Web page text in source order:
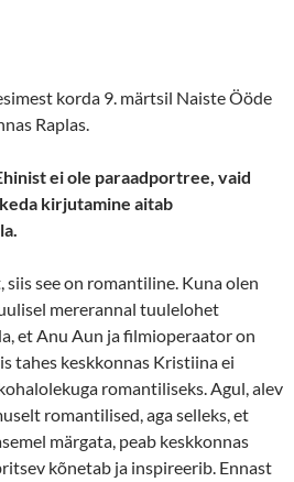
korda 9. märtsil Naiste Ööde
Raplas.
ei ole paraadportree, vaid
kirjutamine aitab
see on romantiline. Kuna olen
mererannal tuulelohet
et Anu Aun ja filmioperaator on
tahes keskkonnas Kristiina ei
romantiliseks. Agul, alev
romantilised, aga selleks, et
märgata, peab keskkonnas
kõnetab ja inspireerib. Ennast